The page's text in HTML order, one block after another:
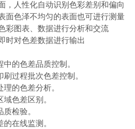
，人性化自动识别色彩差别和偏向
面色泽不均匀的表面也可进行测量
彩图表、数据进行分析和交流
时对色差数据进行输出
的色差品质控制。
过程批次色差控制。
的色差分析。
色差区别。
检验。
在线监测。